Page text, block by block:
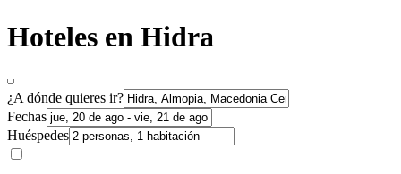
Hoteles en Hidra
¿A dónde quieres ir?
Fechas
Huéspedes